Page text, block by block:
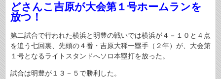
どさんこ吉原が大会第１号ホームランを
放つ！
第二試合で行われた横浜と明豊の戦いでは横浜が４－１０と４点
を追う七回裏、先頭の４番・吉原大稀一塁手（２年）が、大会第
１号となるライトスタンドへソロ本塁打を放った。
試合は明豊が１３－５で勝利した。